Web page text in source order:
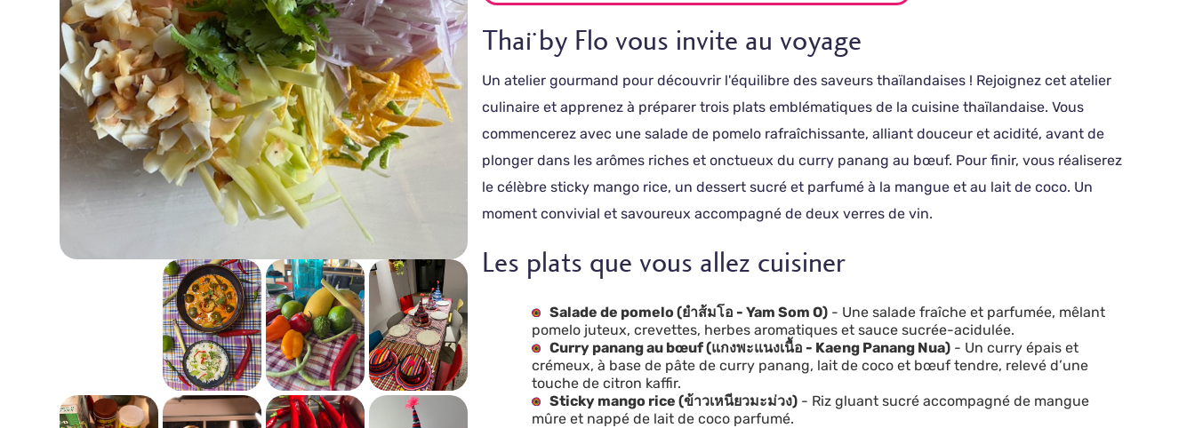
Thaï by Flo vous invite au voyage
Un atelier gourmand pour découvrir l'équilibre des saveurs thaïlandaises ! Rejoignez cet atelier
culinaire et apprenez à préparer trois plats emblématiques de la cuisine thaïlandaise. Vous
commencerez avec une salade de pomelo rafraîchissante, alliant douceur et acidité, avant de
plonger dans les arômes riches et onctueux du curry panang au bœuf. Pour finir, vous réaliserez
le célèbre sticky mango rice, un dessert sucré et parfumé à la mangue et au lait de coco. Un
moment convivial et savoureux accompagné de deux verres de vin.
Les plats que vous allez cuisiner
Salade de pomelo (ยำส้มโอ - Yam Som O) - Une salade fraîche et parfumée, mêlant
pomelo juteux, crevettes, herbes aromatiques et sauce sucrée-acidulée.
Curry panang au bœuf (แกงพะแนงเนื้อ - Kaeng Panang Nua) - Un curry épais et
crémeux, à base de pâte de curry panang, lait de coco et bœuf tendre, relevé d’une
touche de citron kaffir.
Sticky mango rice (ข้าวเหนียวมะม่วง) - Riz gluant sucré accompagné de mangue
mûre et nappé de lait de coco parfumé.